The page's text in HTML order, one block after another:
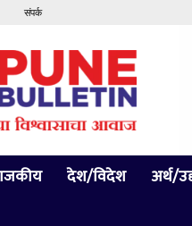
संपर्क
देश/विदेश अर्थ/